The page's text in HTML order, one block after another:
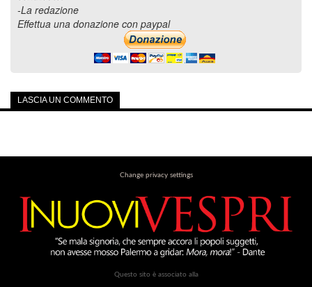
-La redazione
Effettua una donazione con paypal
LASCIA UN COMMENTO
Change privacy settings
Questo sito è associato alla